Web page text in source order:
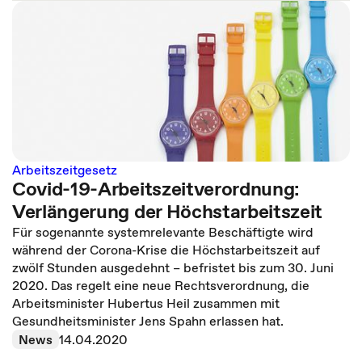
Arbeitszeitgesetz
Covid-19-Arbeitszeitverordnung:
Verlängerung der Höchstarbeitszeit
Für sogenannte systemrelevante Beschäftigte wird
während der Corona-Krise die Höchstarbeitszeit auf
zwölf Stunden ausgedehnt – befristet bis zum 30. Juni
2020. Das regelt eine neue Rechtsverordnung, die
Arbeitsminister Hubertus Heil zusammen mit
Gesundheitsminister Jens Spahn erlassen hat.
News 14.04.2020